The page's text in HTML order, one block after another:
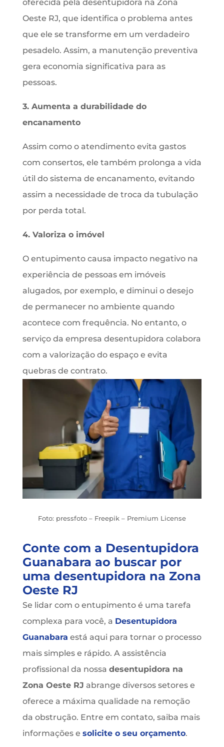
oferecida pela desentupidora na Zona
Oeste RJ, que identifica o problema antes
que ele se transforme em um verdadeiro
pesadelo. Assim, a manutenção preventiva
gera economia significativa para as
pessoas.
3. Aumenta a durabilidade do
encanamento
Assim como o atendimento evita gastos
com consertos, ele também prolonga a vida
útil do sistema de encanamento, evitando
assim a necessidade de troca da tubulação
por perda total.
4. Valoriza o imóvel
O entupimento causa impacto negativo na
experiência de pessoas em imóveis
alugados, por exemplo, e diminui o desejo
de permanecer no ambiente quando
acontece com frequência. No entanto, o
serviço da empresa desentupidora colabora
com a valorização do espaço e evita
quebras de contrato.
Foto: pressfoto – Freepik – Premium License
Conte com a Desentupidora
Guanabara ao buscar por
uma desentupidora na Zona
Oeste RJ
Se lidar com o entupimento é uma tarefa
complexa para você, a Desentupidora
Guanabara está aqui para tornar o processo
mais simples e rápido. A assistência
profissional da nossa desentupidora na
Zona Oeste RJ abrange diversos setores e
oferece a máxima qualidade na remoção
da obstrução. Entre em contato, saiba mais
informações e solicite o seu orçamento.